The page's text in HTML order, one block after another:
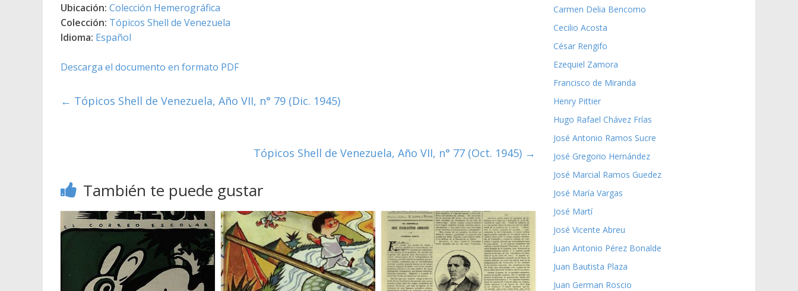
Ubicación: Colección Hemerográfica
Colección: Tópicos Shell de Venezuela
Idioma: Español
Descarga el documento en formato PDF
← Tópicos Shell de Venezuela, Año VII, n° 79 (Dic. 1945)
Tópicos Shell de Venezuela, Año VII, n° 77 (Oct. 1945) →
También te puede gustar
Carmen Delia Bencomo
Cecilio Acosta
César Rengifo
Ezequiel Zamora
Francisco de Miranda
Henry Pittier
Hugo Rafael Chávez Frías
José Antonio Ramos Sucre
José Gregorio Hernández
José Marcial Ramos Guedez
José María Vargas
José Martí
José Vicente Abreu
Juan Antonio Pérez Bonalde
Juan Bautista Plaza
Juan German Roscio